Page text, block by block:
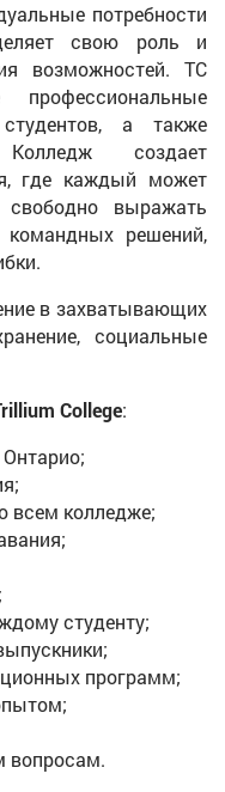
потребности
свою роль и
возможностей. ТС
а также
Колледж создает
где каждый может
свободно выражать
командных решений,
в захватывающих
социальные
College:
всем колледже;
студенту;
программ;
вопросам.